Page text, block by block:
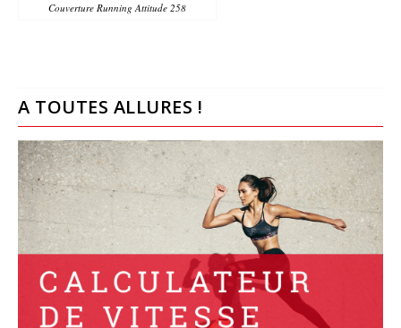
Couverture Running Attitude 258
A TOUTES ALLURES !